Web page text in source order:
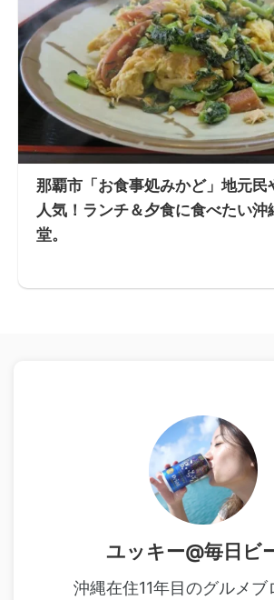
那覇市「お食事処みかど」地元民
人気！ランチ＆夕食に食べたい沖
堂。
ユッキー@毎日ビ
沖縄在住11年目のグルメブ